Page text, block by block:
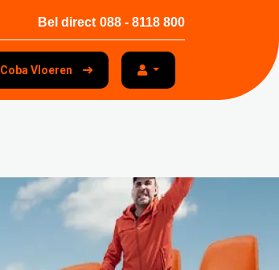
Bel direct 088 - 8118 800
Coba Vloeren